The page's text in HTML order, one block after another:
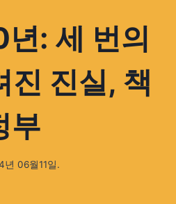
: 세 번의
진 진실, 책
부
년 06월11일.